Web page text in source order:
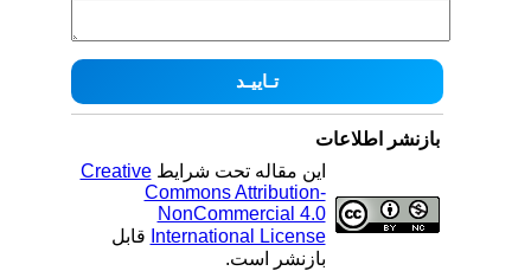
بازنشر اطلاعات
این مقاله تحت شرایطCreative
Commons Attribution-
NonCommercial 4.0
International Licenseقابل
بازنشر است.